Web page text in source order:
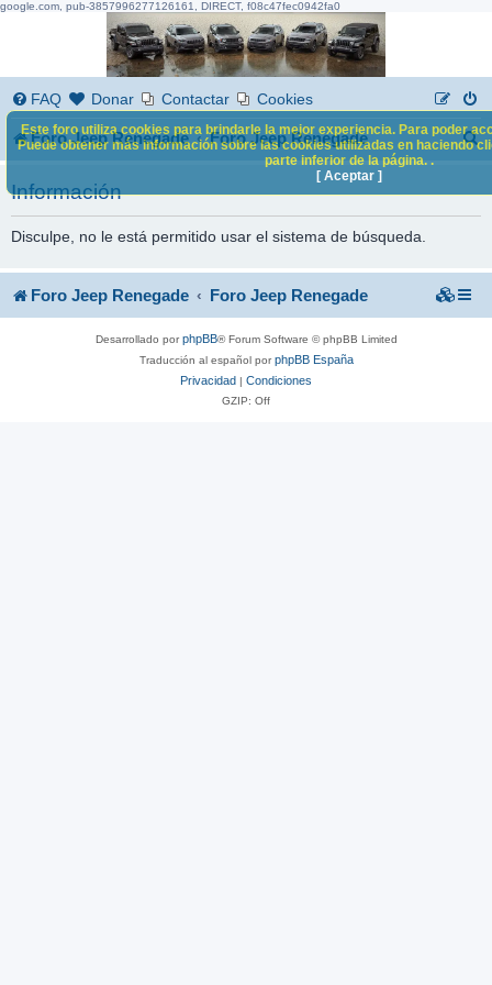
google.com, pub-3857996277126161, DIRECT, f08c47fec0942fa0
FAQ Donar Contactar Cookies
Foro Jeep Renegade Foro Jeep Renegade
B
s
Información
Disculpe, no le está permitido usar el sistema de búsqueda.
Este foro utiliza cookies para brindarle la mejor experiencia. Para poder
Puede obtener más información sobre las cookies utilizadas en haciendo
parte inferior de la página. .
[ Aceptar ]
Foro Jeep Renegade Foro Jeep Renegade
Desarrollado porphpBB® Forum Software © phpBB Limited
Traducción al español porphpBB España
Privacidad | Condiciones
GZIP: Off